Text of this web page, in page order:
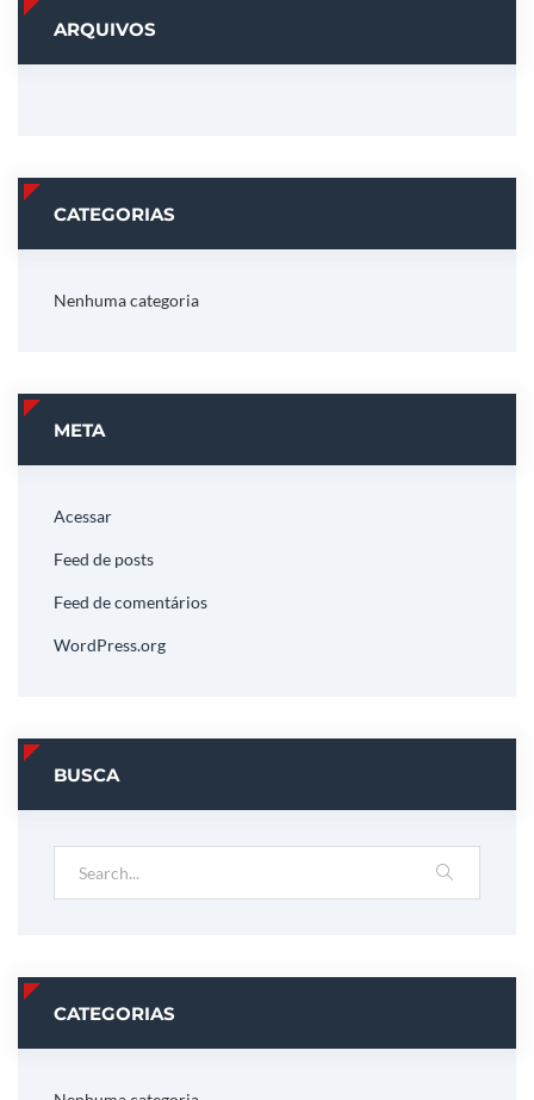
ARQUIVOS
CATEGORIAS
Nenhuma categoria
META
Acessar
Feed de posts
Feed de comentários
WordPress.org
BUSCA
CATEGORIAS